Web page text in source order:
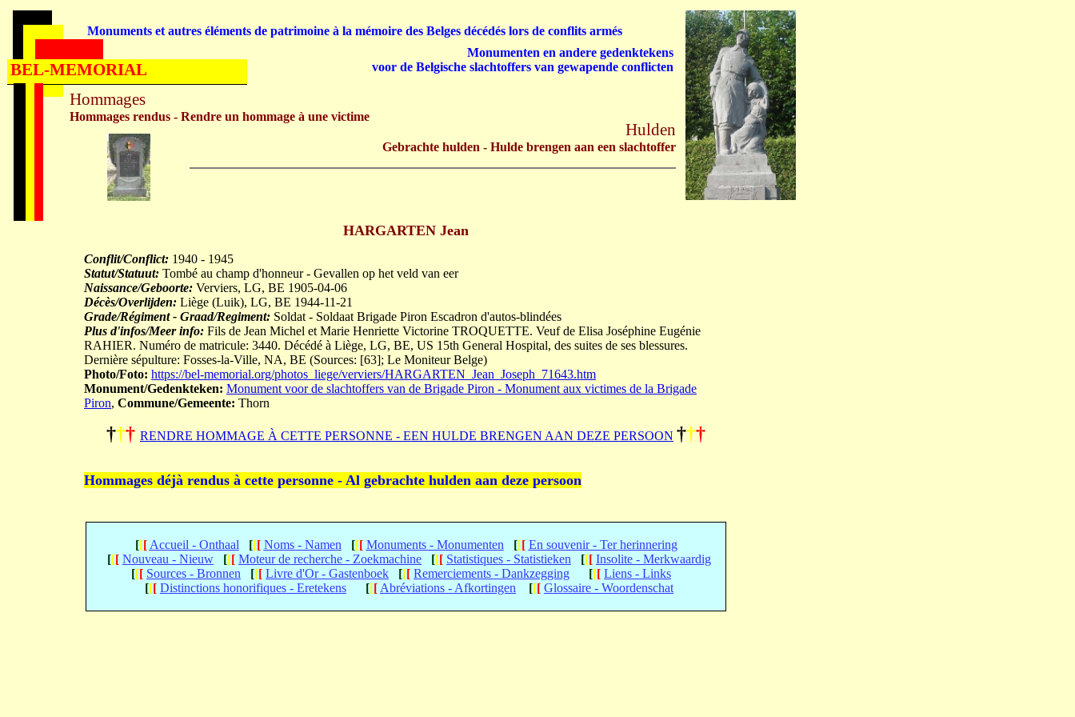
HARGARTEN Jean
Conflit/Conflict: 1940 - 1945
Statut/Statuut: Tombé au champ d'honneur - Gevallen op het veld van eer
Naissance/Geboorte: Verviers, LG, BE 1905-04-06
Décès/Overlijden: Liège (Luik), LG, BE 1944-11-21
Grade/Régiment - Graad/Regiment: Soldat - Soldaat Brigade Piron Escadron d'autos-blindées
Plus d'infos/Meer info: Fils de Jean Michel et Marie Henriette Victorine TROQUETTE. Veuf de Elisa Joséphine Eugénie
RAHIER. Numéro de matricule: 3440. Décédé à Liège, LG, BE, US 15th General Hospital, des suites de ses blessures.
Dernière sépulture: Fosses-la-Ville, NA, BE (Sources: [63]; Le Moniteur Belge)
Photo/Foto: https://bel-memorial.org/photos_liege/verviers/HARGARTEN_Jean_Joseph_71643.htm
Monument/Gedenkteken: Monument voor de slachtoffers van de Brigade Piron - Monument aux victimes de la Brigade
Piron, Commune/Gemeente: Thorn
††† RENDRE HOMMAGE À CETTE PERSONNE - EEN HULDE BRENGEN AAN DEZE PERSOON †††
Hommages déjà rendus à cette personne - Al gebrachte hulden aan deze persoon
[[[ Accueil - Onthaal [[[ Noms - Namen [[[ Monuments - Monumenten [[[ En souvenir - Ter herinnering
[[[ Nouveau - Nieuw [[[ Moteur de recherche - Zoekmachine [[[ Statistiques - Statistieken [[[ Insolite - Merkwaardig
[[[ Sources - Bronnen [[[ Livre d'Or - Gastenboek [[[ Remerciements - Dankzegging [[[ Liens - Links
[[[ Distinctions honorifiques - Eretekens [[[ Abréviations - Afkortingen [[[ Glossaire - Woordenschat
Hommages
Hommages rendus - Rendre un hommage à une victime
Hulden
Gebrachte hulden - Hulde brengen aan een slachtoffer
Monuments et autres éléments de patrimoine à la mémoire des Belges décédés lors de conflits armés
Monumenten en andere gedenktekens
voor de Belgische slachtoffers van gewapende conflicten
BEL-MEMORIAL